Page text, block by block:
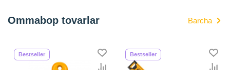
Ommabop tovarlar Barcha
Bestseller Bestseller